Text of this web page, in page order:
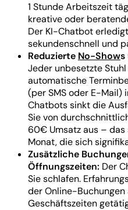
1 Stunde Arbeitszeit
kreative oder
Der KI-Chatbot
sekundenschnell und
Reduzierte No-Shows
Jeder unbesetzte
automatische
(per SMS oder E-Mail)
Chatbots sinkt die
Sie von
60€ Umsatz aus –
Monat, die sich
Zusätzliche
Öffnungszeiten: Der
Sie schlafen.
der Online-
Geschäftszeiten